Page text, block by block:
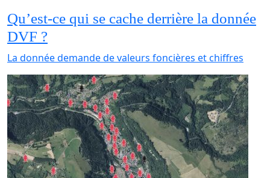
Qu’est-ce qui se cache derrière la donnée
DVF ?
La donnée demande de valeurs foncières et chiffres